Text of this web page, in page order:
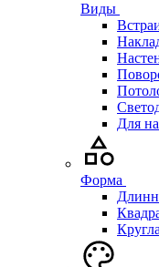
Виды
Для
Форма